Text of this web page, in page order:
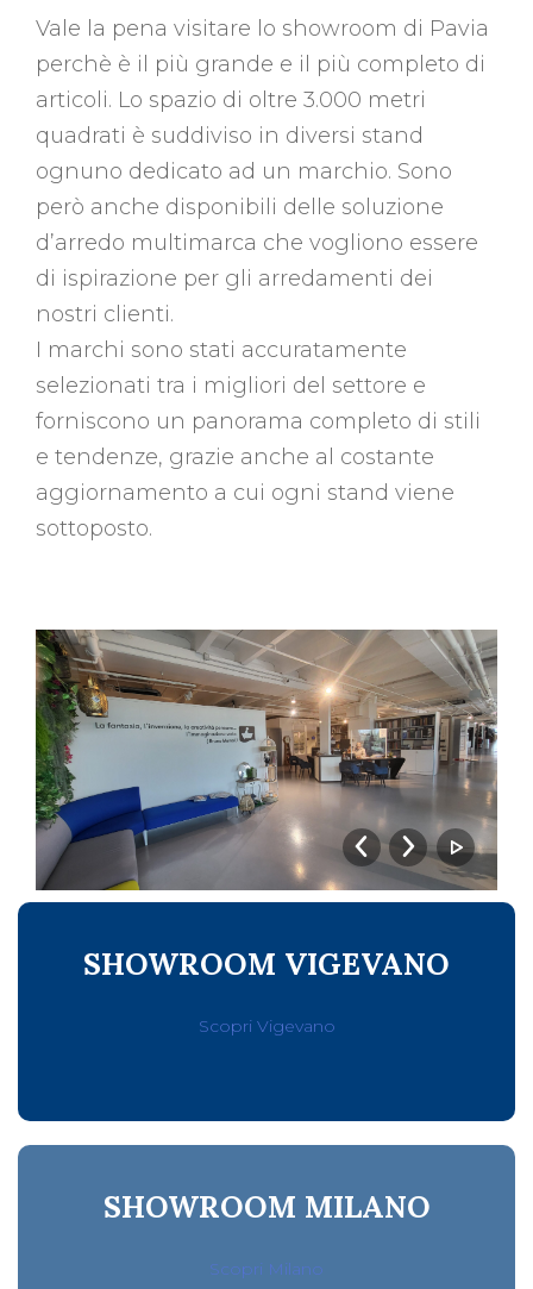
Vale la pena visitare lo showroom di Pavia
perchè è il più grande e il più completo di
articoli. Lo spazio di oltre 3.000 metri
quadrati è suddiviso in diversi stand
ognuno dedicato ad un marchio. Sono
però anche disponibili delle soluzione
d’arredo multimarca che vogliono essere
di ispirazione per gli arredamenti dei
nostri clienti.
I marchi sono stati accuratamente
selezionati tra i migliori del settore e
forniscono un panorama completo di stili
e tendenze, grazie anche al costante
aggiornamento a cui ogni stand viene
sottoposto.
SHOWROOM VIGEVANO
Scopri Vigevano
SHOWROOM MILANO
Scopri Milano